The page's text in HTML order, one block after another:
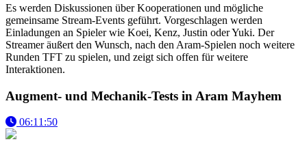
Es werden Diskussionen über Kooperationen und mögliche
gemeinsame Stream-Events geführt. Vorgeschlagen werden
Einladungen an Spieler wie Koei, Kenz, Justin oder Yuki. Der
Streamer äußert den Wunsch, nach den Aram-Spielen noch weitere
Runden TFT zu spielen, und zeigt sich offen für weitere
Interaktionen.
Augment- und Mechanik-Tests in Aram Mayhem
06:11:50